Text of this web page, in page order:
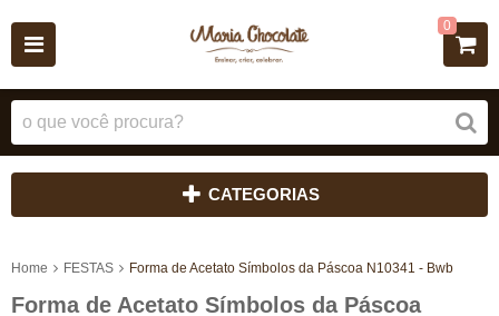
0
CATEGORIAS
Home FESTAS Forma de Acetato Símbolos da Páscoa N10341 - Bwb
Forma de Acetato Símbolos da Páscoa